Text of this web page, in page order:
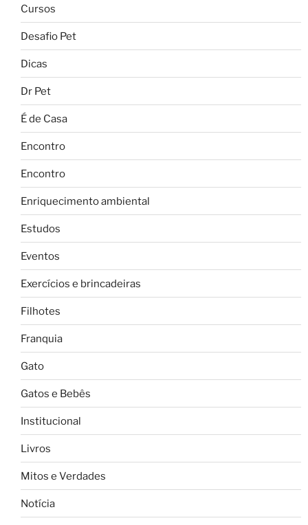
Cursos
Desafio Pet
Dicas
Dr Pet
É de Casa
Encontro
Encontro
Enriquecimento ambiental
Estudos
Eventos
Exercícios e brincadeiras
Filhotes
Franquia
Gato
Gatos e Bebês
Institucional
Livros
Mitos e Verdades
Notícia